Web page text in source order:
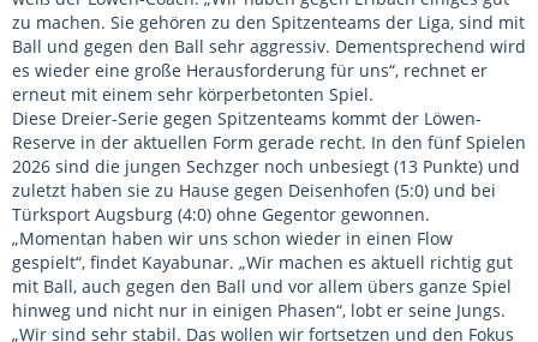
zu machen. Sie gehören zu den Spitzenteams der Liga, sind mit
Ball und gegen den Ball sehr aggressiv. Dementsprechend wird
es wieder eine große Herausforderung für uns“, rechnet er
erneut mit einem sehr körperbetonten Spiel.
Diese Dreier-Serie gegen Spitzenteams kommt der Löwen-
Reserve in der aktuellen Form gerade recht. In den fünf Spielen
2026 sind die jungen Sechzger noch unbesiegt (13 Punkte) und
zuletzt haben sie zu Hause gegen Deisenhofen (5:0) und bei
Türksport Augsburg (4:0) ohne Gegentor gewonnen.
„Momentan haben wir uns schon wieder in einen Flow
gespielt“, findet Kayabunar. „Wir machen es aktuell richtig gut
mit Ball, auch gegen den Ball und vor allem übers ganze Spiel
hinweg und nicht nur in einigen Phasen“, lobt er seine Jungs.
„Wir sind sehr stabil. Das wollen wir fortsetzen und den Fokus